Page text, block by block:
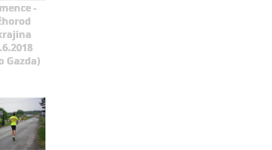
-
Gazda)